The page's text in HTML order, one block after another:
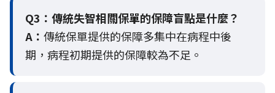
Q3： 傳統失智相關保單的保障盲點是什麼？
A： 傳統保單提供的保障多集中在病程中後
期，病程初期提供的保障較為不足。